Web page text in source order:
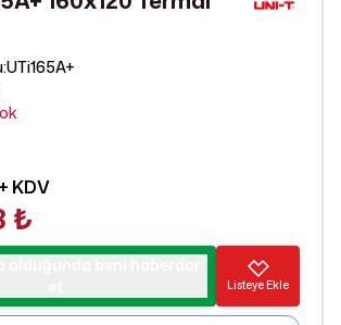
:UTi165A+
+ KDV
₺
Listeye Ekle